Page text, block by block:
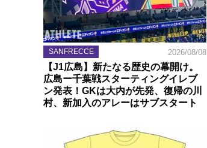
SANFRECCE 2026/08/08
【J1広島】新たなる歴史の幕開け。
広島ー千葉戦スターティングイレブ
ン発表！GKは大内が先発、復帰の川
村、新加入のアレーはサブスタート